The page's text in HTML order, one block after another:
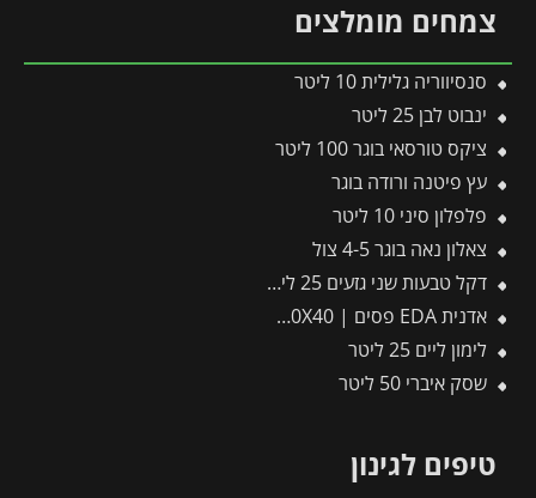
צמחים מומלצים
סנסיווריה גלילית 10 ליטר
ינבוט לבן 25 ליטר
ציקס טורסאי בוגר 100 ליטר
עץ פיטנה ורודה בוגר
פלפלון סיני 10 ליטר
צאלון נאה בוגר 4-5 צול
דקל טבעות שני גזעים 25 ליטר
אדנית EDA פסים | 100X40X40 ס"מ | אפור כהה
לימון ליים 25 ליטר
שסק איברי 50 ליטר
טיפים לגינון